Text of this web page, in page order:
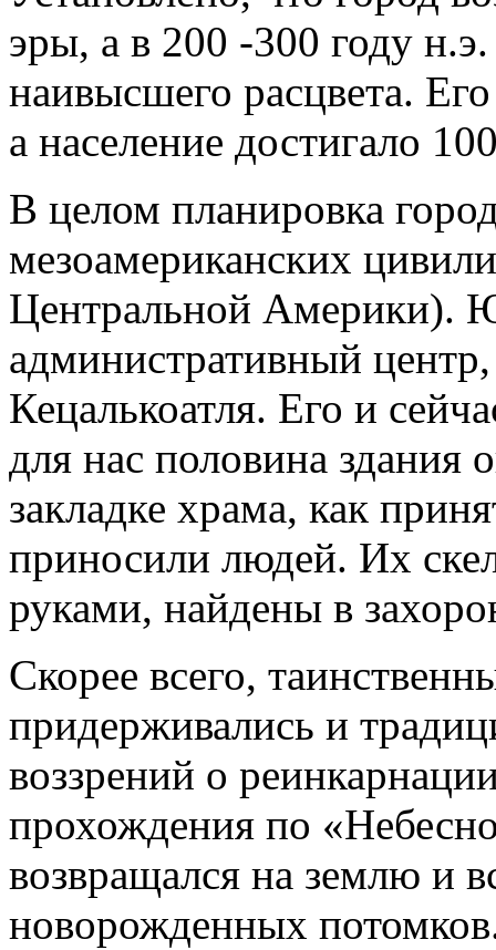
эры, а в 200 -300 году
наивысшего расцвета.
а население достигало
В целом планировка
мезоамериканских
Центральной Америки).
административный
Кецалькоатля. Его и
для нас половина здания
закладке храма, как
приносили людей. Их
руками, найдены в
Скорее всего,
придерживались и
воззрений о
прохождения по
возвращался на землю и
новорожденных